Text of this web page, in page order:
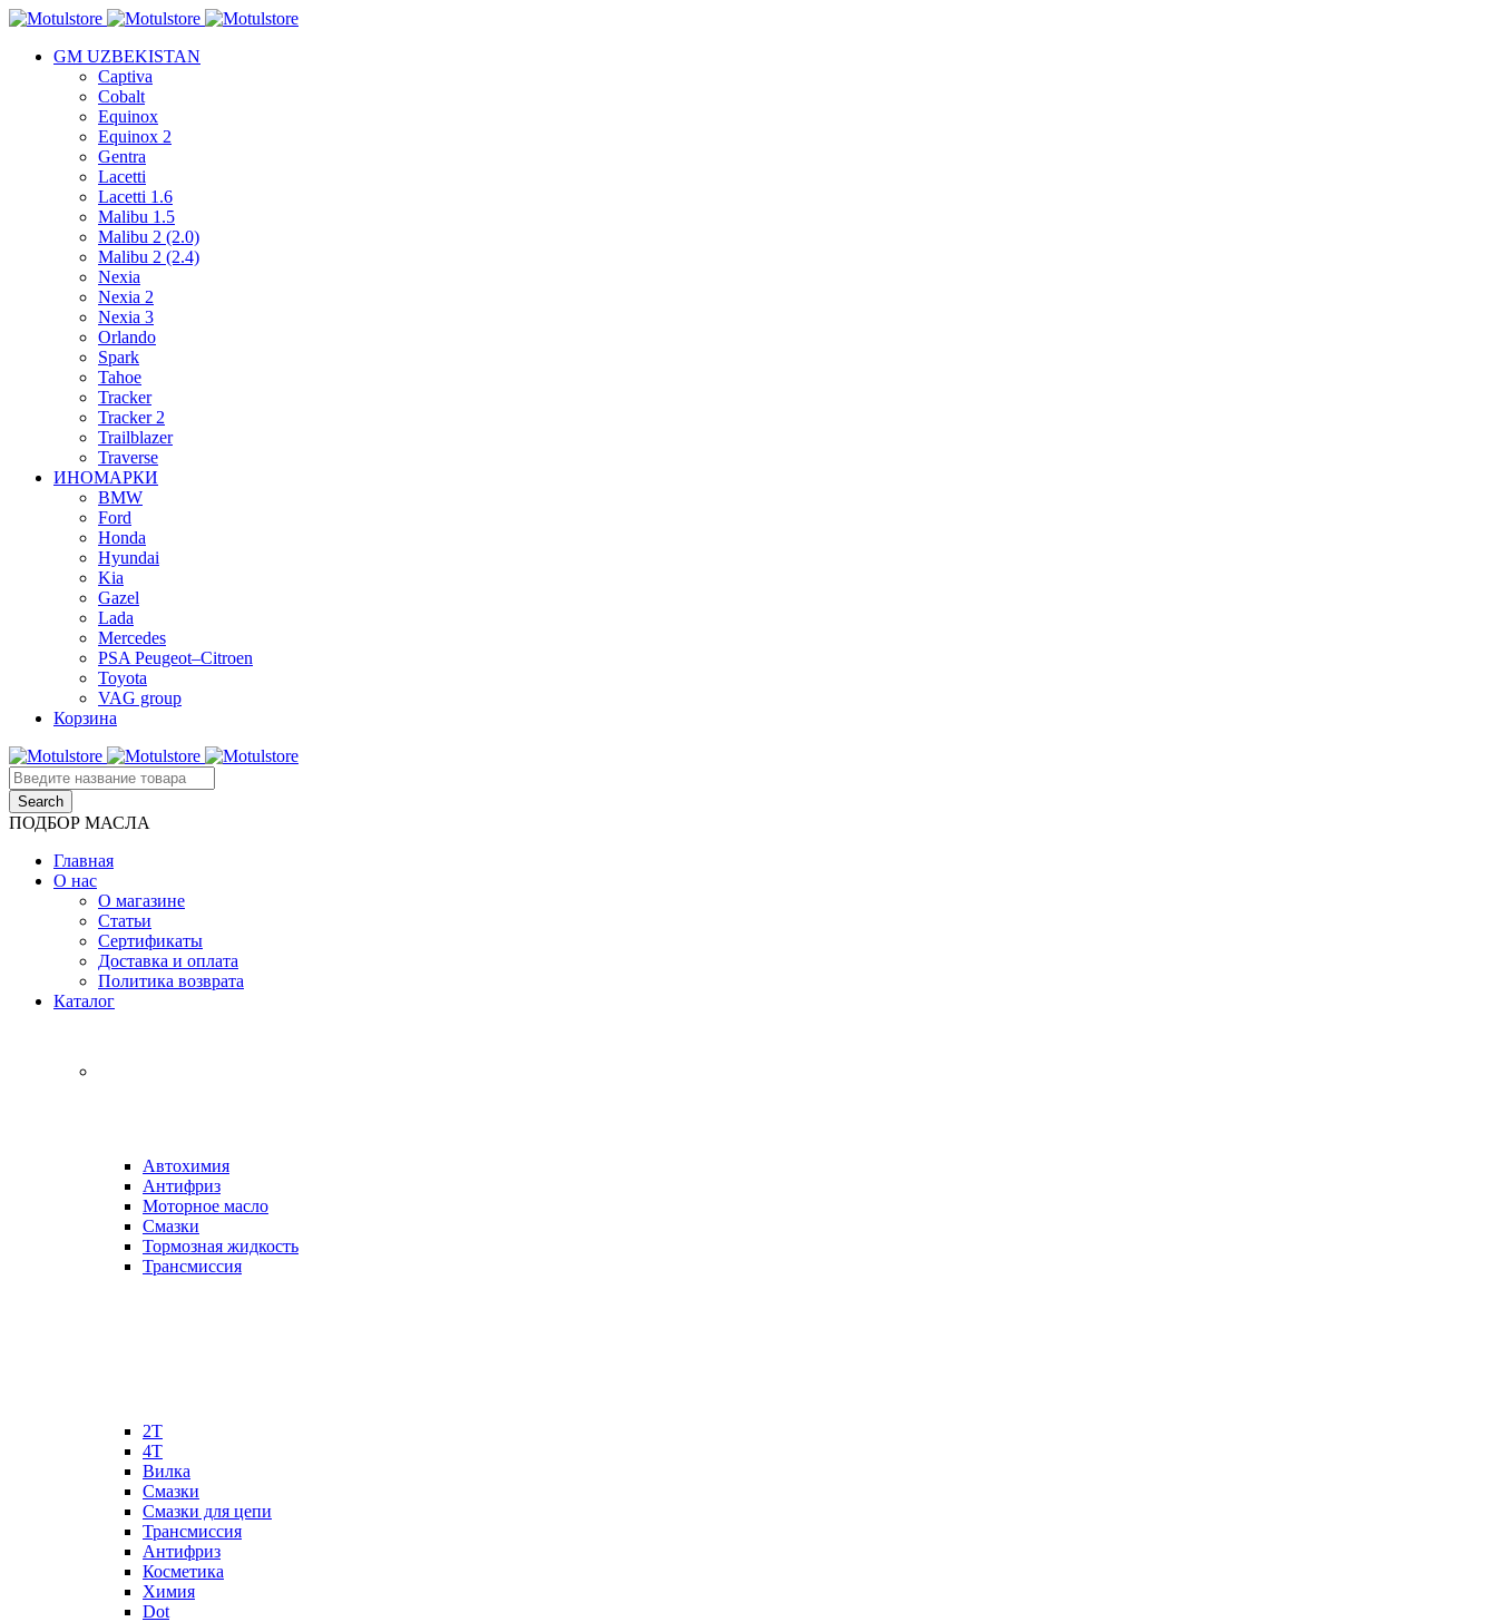
GM UZBEKISTAN
Captiva
Cobalt
Equinox
Equinox 2
Gentra
Lacetti
Lacetti 1.6
Malibu 1.5
Malibu 2 (2.0)
Malibu 2 (2.4)
Nexia
Nexia 2
Nexia 3
Orlando
Spark
Tahoe
Tracker
Tracker 2
Trailblazer
Traverse
ИНОМАРКИ
BMW
Ford
Honda
Hyundai
Kia
Gazel
Lada
Mercedes
PSA Peugeot–Citroen
Toyota
VAG group
Корзина
ПОДБОР МАСЛА
Главная
О нас
О магазине
Статьи
Сертификаты
Доставка и оплата
Политика возврата
Каталог
Автохимия
Антифриз
Моторное масло
Смазки
Тормозная жидкость
Трансмиссия
2Т
4Т
Вилка
Смазки
Смазки для цепи
Трансмиссия
Антифриз
Косметика
Химия
Dot